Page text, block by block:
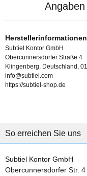
Subtiel Kontor GmbH
Obercunnersdorfer Straße 4
Klingenberg, Deutschland,
info@subtiel.com
https://subtiel-shop.de
So erreichen Sie uns
Subtiel Kontor GmbH
Obercunnersdorfer Str. 4